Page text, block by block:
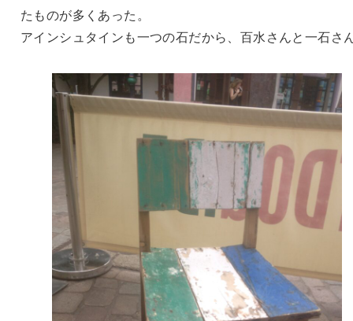
たものが多くあった。
アインシュタインも一つの石だから、百水さんと一石さ